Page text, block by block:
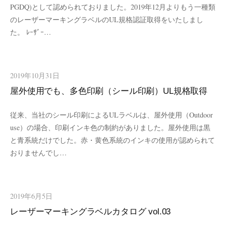
PGDQ)として認められておりました。2019年12月よりもう一種類
のレーザーマーキングラベルのUL規格認証取得をいたしまし
た。 ﾚｰｻﾞｰ…
2019年10月31日
屋外使用でも、多色印刷（シール印刷）UL規格取得
従来、当社のシール印刷によるULラベルは、屋外使用（Outdoor
use）の場合、印刷インキ色の制約がありました。屋外使用は黒
と青系統だけでした。赤・黄色系統のインキの使用が認められて
おりませんでし…
2019年6月5日
レーザーマーキングラベルカタログ vol.03